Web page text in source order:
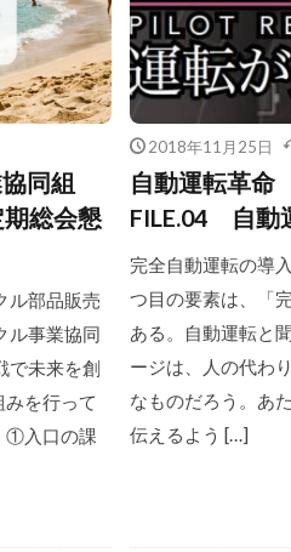
同組
総会懇
ル部品販売
ル事業協同
で未来を創
を行って
①入口の課
2018年11月25日
自動運転革命
FILE.04 自動
完全自動運転の導
つ目の要素は、「
ある。自動運転と
ージは、人の代わ
なものだろう。あ
伝えるよう […]